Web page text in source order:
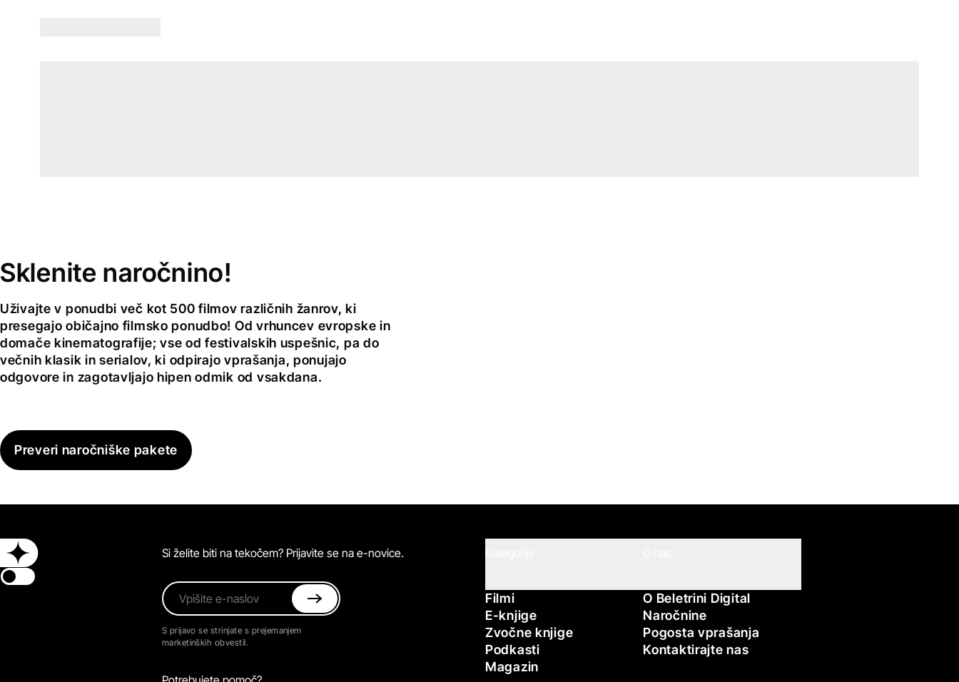
Sklenite naročnino!
Uživajte v ponudbi več kot 500 filmov različnih žanrov, ki
presegajo običajno filmsko ponudbo! Od vrhuncev evropske in
domače kinematografije; vse od festivalskih uspešnic, pa do
večnih klasik in serialov, ki odpirajo vprašanja, ponujajo
odgovore in zagotavljajo hipen odmik od vsakdana.
Preveri naročniške pakete
Switch theme
Filmi
E-knjige
Zvočne knjige
Podkasti
Magazin
O Beletrini Digital
Naročnine
Pogosta vprašanja
Kontaktirajte nas
Si želite biti na tekočem? Prijavite se na e-novice.
Vpišite e-naslov
S prijavo se strinjate s prejemanjem
marketinških obvestil.